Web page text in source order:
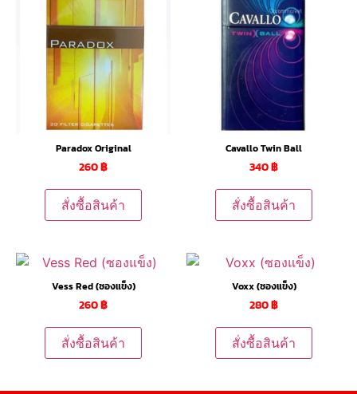
Paradox Original
260฿
สั่งซื้อสินค้า
Cavallo Twin Ball
340฿
สั่งซื้อสินค้า
Vess Red (ซองแข็ง)
260฿
สั่งซื้อสินค้า
Voxx (ซองแข็ง)
280฿
สั่งซื้อสินค้า